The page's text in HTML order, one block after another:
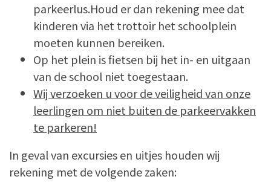
parkeerlus.Houd er dan rekening mee dat
kinderen via het trottoir het schoolplein
moeten kunnen bereiken.
Op het plein is fietsen bij het in- en uitgaan
van de school niet toegestaan.
Wij verzoeken u voor de veiligheid van onze
leerlingen om niet buiten de parkeervakken
te parkeren!
In geval van excursies en uitjes houden wij
rekening met de volgende zaken: